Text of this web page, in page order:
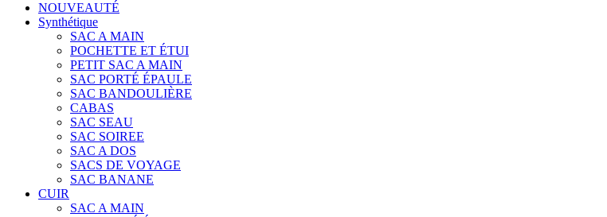
NOUVEAUTÉ
Synthétique
SAC A MAIN
POCHETTE ET ÉTUI
PETIT SAC A MAIN
SAC PORTÉ ÉPAULE
SAC BANDOULIÈRE
CABAS
SAC SEAU
SAC SOIREE
SAC A DOS
SACS DE VOYAGE
SAC BANANE
CUIR
SAC A MAIN